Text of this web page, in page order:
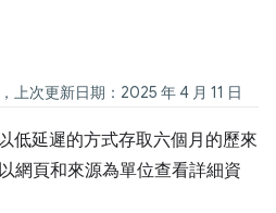
上次更新日期：2025 年 4 月 11 日
低延遲的方式存取六個月的歷來
網頁和來源為單位查看詳細資